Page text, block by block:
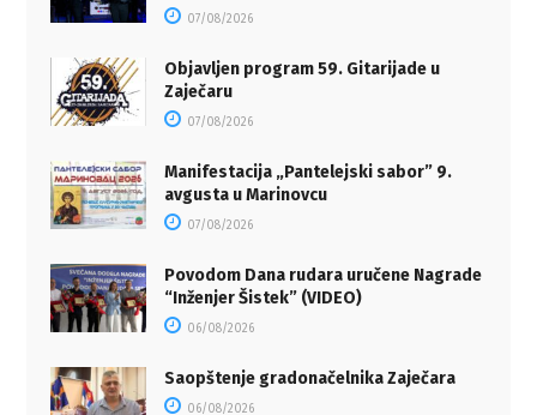
07/08/2026
Objavljen program 59. Gitarijade u
Zaječaru
07/08/2026
Manifestacija „Pantelejski sabor” 9.
avgusta u Marinovcu
07/08/2026
Povodom Dana rudara uručene Nagrade
“Inženjer Šistek” (VIDEO)
06/08/2026
Saopštenje gradonačelnika Zaječara
06/08/2026